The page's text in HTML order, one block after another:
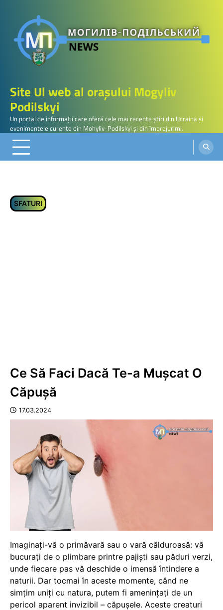
content
Site Ul web al orașului Mogyliv
Podilskyi
Un portal de informații care oferă cele mai recente știri din Ucraina și
evenimentele curente din Mohyliv-Podilskyi și din împrejurimi.
SFATURI
Ce Să Faci Dacă Te-a Mușcat O
Căpușă
17.03.2024
Imaginați-vă o primăvară sau o vară călduroasă: vă
bucurați de o plimbare printre pajiști sau păduri verzi,
unde fiecare pas vă deschide o imensă întindere a
naturii. Dar tocmai în aceste momente, când ne
simțim uniți cu natura, putem fi amenințați de un
pericol aparent invizibil – căpușele. Aceste creaturi